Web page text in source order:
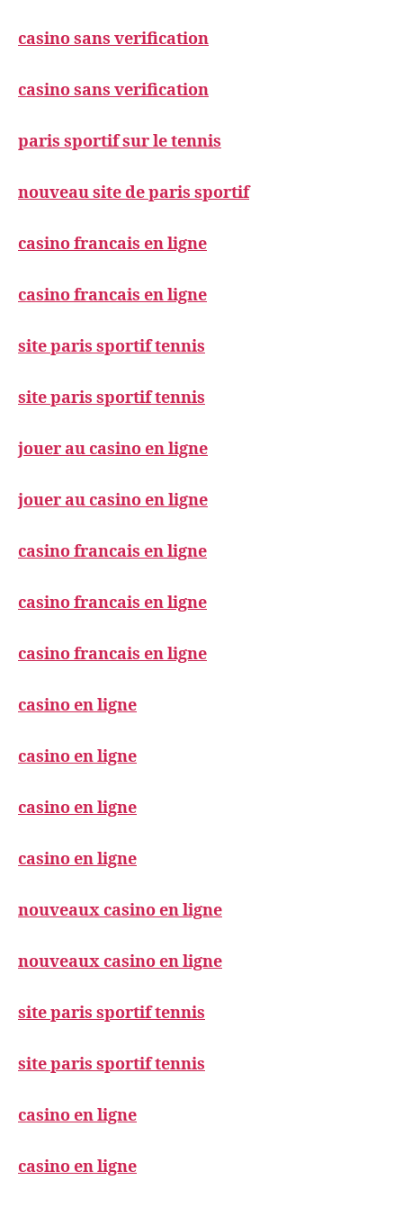
casino sans verification
casino sans verification
paris sportif sur le tennis
nouveau site de paris sportif
casino francais en ligne
casino francais en ligne
site paris sportif tennis
site paris sportif tennis
jouer au casino en ligne
jouer au casino en ligne
casino francais en ligne
casino francais en ligne
casino francais en ligne
casino en ligne
casino en ligne
casino en ligne
casino en ligne
nouveaux casino en ligne
nouveaux casino en ligne
site paris sportif tennis
site paris sportif tennis
casino en ligne
casino en ligne